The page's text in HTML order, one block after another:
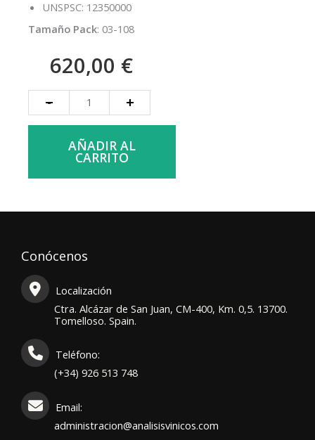
UNSPSC: 12350000
Tamaño Pack: 03-108
620,00 €
-
RIPAb+
Fragile
X
Retardation
RIP
and
cantidad
+
AÑADIR AL
CARRITO
Conócenos
Localización
Ctra. Alcázar de San Juan, CM-400, Km. 0,5. 13700.
Tomelloso. Spain.
Teléfono:
(+34) 926 513 748
Email:
administracion@analisisvinicos.com